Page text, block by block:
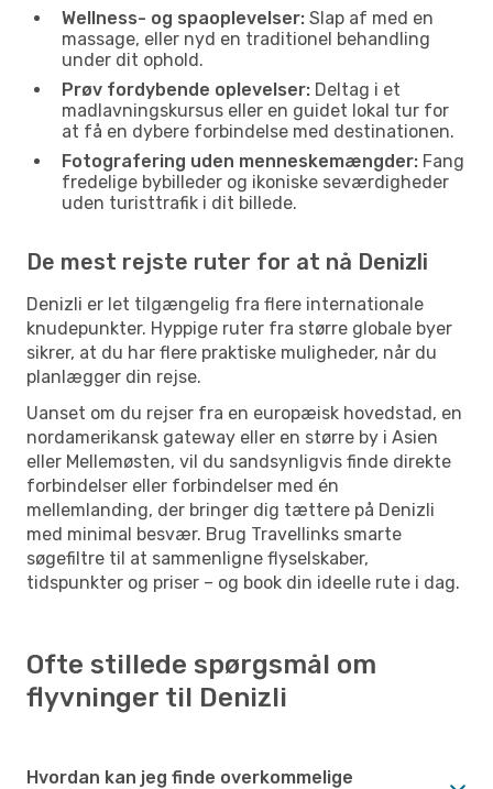
Wellness- og spaoplevelser: Slap af med en
massage, eller nyd en traditionel behandling
under dit ophold.
Prøv fordybende oplevelser: Deltag i et
madlavningskursus eller en guidet lokal tur for
at få en dybere forbindelse med destinationen.
Fotografering uden menneskemængder: Fang
fredelige bybilleder og ikoniske seværdigheder
uden turisttrafik i dit billede.
De mest rejste ruter for at nå Denizli
Denizli er let tilgængelig fra flere internationale
knudepunkter. Hyppige ruter fra større globale byer
sikrer, at du har flere praktiske muligheder, når du
planlægger din rejse.
Uanset om du rejser fra en europæisk hovedstad, en
nordamerikansk gateway eller en større by i Asien
eller Mellemøsten, vil du sandsynligvis finde direkte
forbindelser eller forbindelser med én
mellemlanding, der bringer dig tættere på Denizli
med minimal besvær. Brug Travellinks smarte
søgefiltre til at sammenligne flyselskaber,
tidspunkter og priser – og book din ideelle rute i dag.
Ofte stillede spørgsmål om
flyvninger til Denizli
Hvordan kan jeg finde overkommelige